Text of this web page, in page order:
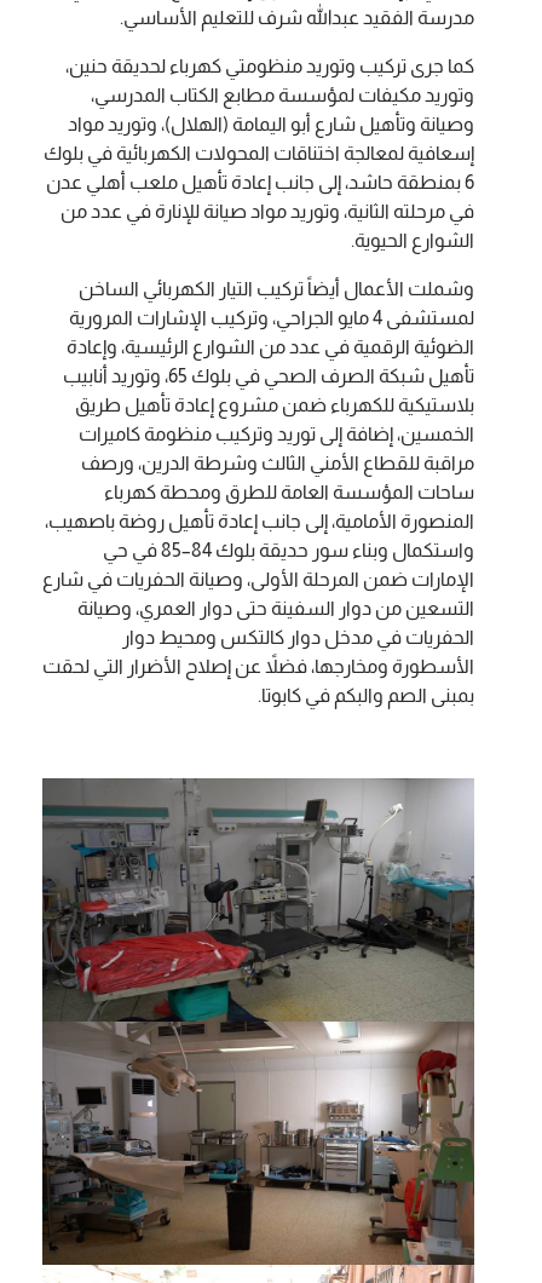
مدرسة الفقيد عبدالله شرف للتعليم الأساسي.
كما جرى تركيب وتوريد منظومتي كهرباء لحديقة حنين،
وتوريد مكيفات لمؤسسة مطابع الكتاب المدرسي،
وصيانة وتأهيل شارع أبو اليمامة (الهلال)، وتوريد مواد
إسعافية لمعالجة اختناقات المحولات الكهربائية في بلوك
6 بمنطقة حاشد، إلى جانب إعادة تأهيل ملعب أهلي عدن
في مرحلته الثانية، وتوريد مواد صيانة للإنارة في عدد من
الشوارع الحيوية.
وشملت الأعمال أيضاً تركيب التيار الكهربائي الساخن
لمستشفى 4 مايو الجراحي، وتركيب الإشارات المرورية
الضوئية الرقمية في عدد من الشوارع الرئيسية، وإعادة
تأهيل شبكة الصرف الصحي في بلوك 65، وتوريد أنابيب
بلاستيكية للكهرباء ضمن مشروع إعادة تأهيل طريق
الخمسين، إضافة إلى توريد وتركيب منظومة كاميرات
مراقبة للقطاع الأمني الثالث وشرطة الدرين، ورصف
ساحات المؤسسة العامة للطرق ومحطة كهرباء
المنصورة الأمامية، إلى جانب إعادة تأهيل روضة باصهيب،
واستكمال وبناء سور حديقة بلوك 84–85 في حي
الإمارات ضمن المرحلة الأولى، وصيانة الحفريات في شارع
التسعين من دوار السفينة حتى دوار العمري، وصيانة
الحفريات في مدخل دوار كالتكس ومحيط دوار
الأسطورة ومخارجها، فضلاً عن إصلاح الأضرار التي لحقت
بمبنى الصم والبكم في كابوتا.